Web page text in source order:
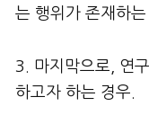
는 행위가 존재하는
3. 마지막으로, 연
하고자 하는 경우.